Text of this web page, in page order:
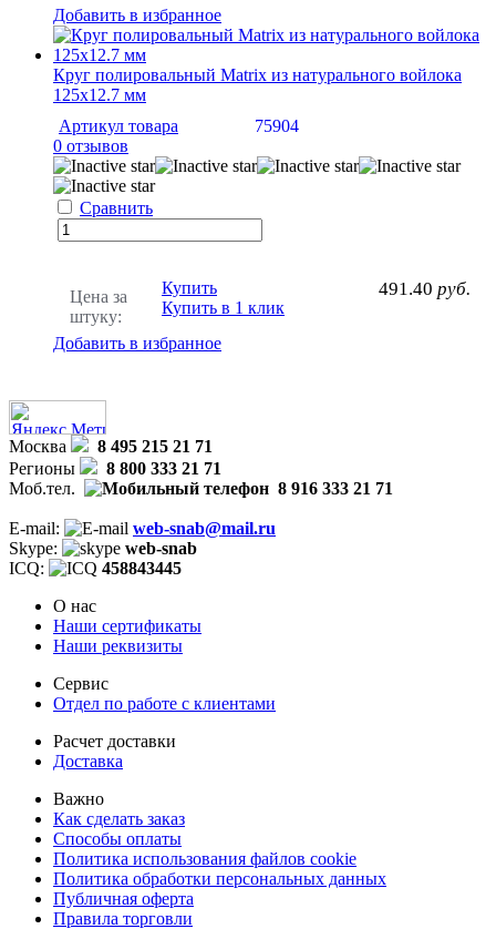
Добавить в избранное
Круг полировальный Matrix из натурального войлока
125х12.7 мм
Артикул товара
75904
0 отзывов
Сравнить
Цена за
штуку:
491.40 руб.
Купить
Купить в 1 клик
Добавить в избранное
Москва
8 495 215 21 71
Регионы
8 800 333 21 71
Моб.тел.
8 916 333 21 71
E-mail:
web-snab@mail.ru
Skype:
web-snab
ICQ:
458843445
О нас
Наши сертификаты
Наши реквизиты
Сервис
Отдел по работе с клиентами
Расчет доставки
Доставка
Важно
Как сделать заказ
Способы оплаты
Политика использования файлов cookie
Политика обработки персональных данных
Публичная оферта
Правила торговли